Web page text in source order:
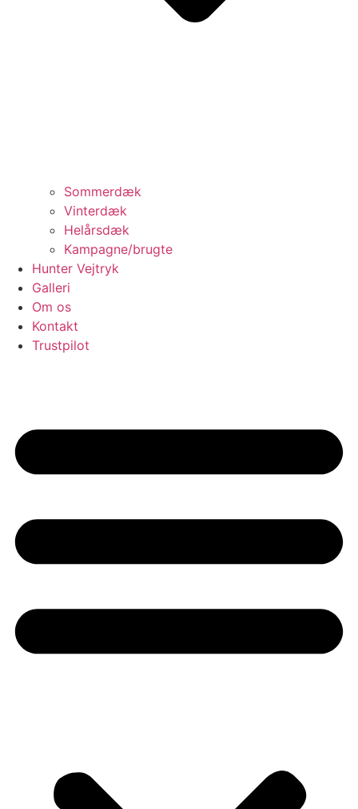
Sommerdæk
Vinterdæk
Helårsdæk
Kampagne/brugte
Hunter Vejtryk
Galleri
Om os
Kontakt
Trustpilot